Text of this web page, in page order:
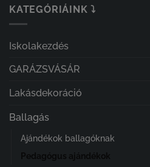
KATEGÓRIÁINK ⤵
Iskolakezdés
GARÁZSVÁSÁR
Lakásdekoráció
Ballagás
Ajándékok ballagóknak